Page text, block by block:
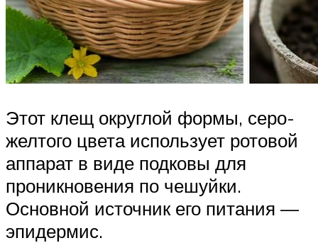
Этот клещ округлой формы, серо-
желтого цвета использует ротовой
аппарат в виде подковы для
проникновения по чешуйки.
Основной источник его питания —
эпидермис.